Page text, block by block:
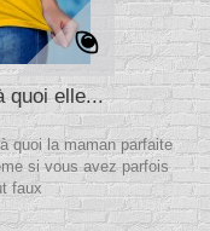
quoi elle...
quoi la maman parfaite
si vous avez parfois
faux